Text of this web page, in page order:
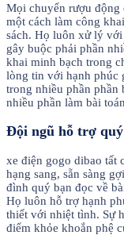
Mọi chuyển rượu động
một cách làm công
sách. Họ luôn xử lý với
gây buộc phải phần
khai minh bạch trong
lòng tin với hạnh phúc
trong nhiều phần phần
nhiều phần làm bài
Đội ngũ hỗ trợ quý
xe điện gogo dibao tất
hạng sang, sẵn sàng
đình quý bạn đọc về
Họ luôn hỗ trợ hạnh
thiết với nhiệt tình. Sự
điểm khỏe khoắn phệ